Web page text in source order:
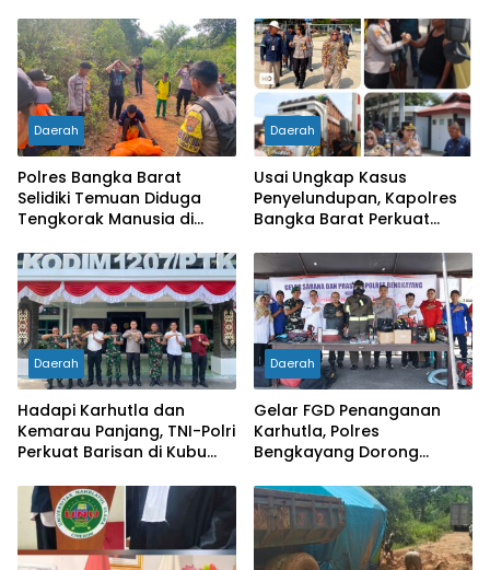
Daerah
Polres Bangka Barat
Selidiki Temuan Diduga
Tengkorak Manusia di
Berspekulasi
Daerah
Usai Ungkap Kasus
Penyelundupan, Kapolres
Bangka Barat Perkuat
Pelabuhan Tanjung Kalian
Daerah
Hadapi Karhutla dan
Kemarau Panjang, TNI-Polri
Perkuat Barisan di Kubu
Daerah
Gelar FGD Penanganan
Karhutla, Polres
Bengkayang Dorong
hingga Desa Tanggap
Bencana